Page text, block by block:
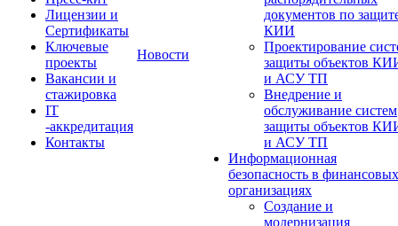
Лицензии и
Сертификаты
Ключевые
проекты
Вакансии и
стажировка
IT
-аккредитация
Контакты
Новости
документов по
КИИ
Проектирование
защиты объектов
и АСУ ТП
Внедрение и
обслуживание систем
защиты объектов
и АСУ ТП
Информационная
безопасность в финансовых
организациях
Создание и
модернизация